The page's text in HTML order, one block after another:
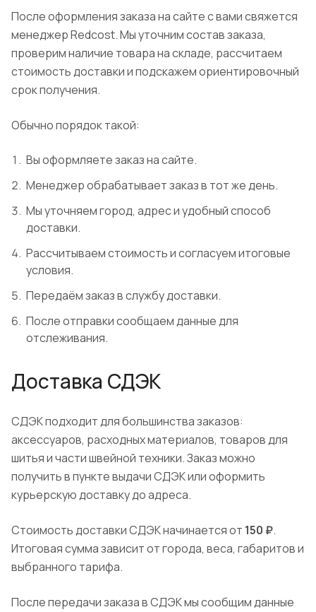
После оформления заказа на сайте с вами свяжется
менеджер Redcost. Мы уточним состав заказа,
проверим наличие товара на складе, рассчитаем
стоимость доставки и подскажем ориентировочный
срок получения.
Обычно порядок такой:
Вы оформляете заказ на сайте.
Менеджер обрабатывает заказ в тот же день.
Мы уточняем город, адрес и удобный способ
доставки.
Рассчитываем стоимость и согласуем итоговые
условия.
Передаём заказ в службу доставки.
После отправки сообщаем данные для
отслеживания.
Доставка СДЭК
СДЭК подходит для большинства заказов:
аксессуаров, расходных материалов, товаров для
шитья и части швейной техники. Заказ можно
получить в пункте выдачи СДЭК или оформить
курьерскую доставку до адреса.
Стоимость доставки СДЭК начинается от 150 ₽.
Итоговая сумма зависит от города, веса, габаритов и
выбранного тарифа.
После передачи заказа в СДЭК мы сообщим данные